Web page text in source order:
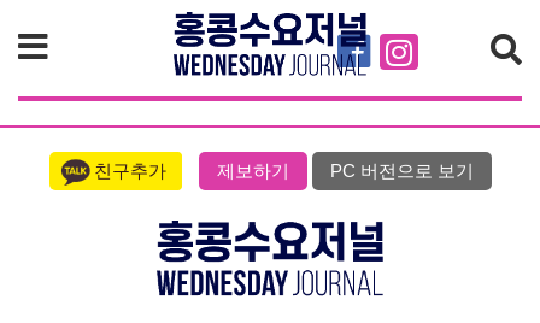
검색
친구추가 제보하기 PC 버전으로 보기